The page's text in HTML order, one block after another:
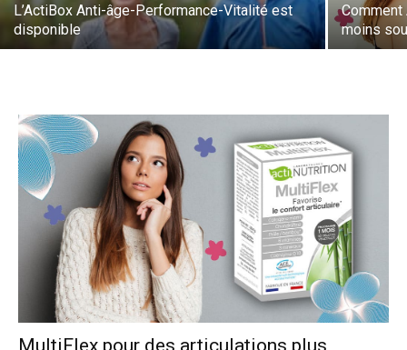
L’ActiBox Anti-âge-Performance-Vitalité est
disponible
moins